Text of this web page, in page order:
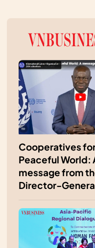
Cooperatives
Peaceful World:
message from
Director-